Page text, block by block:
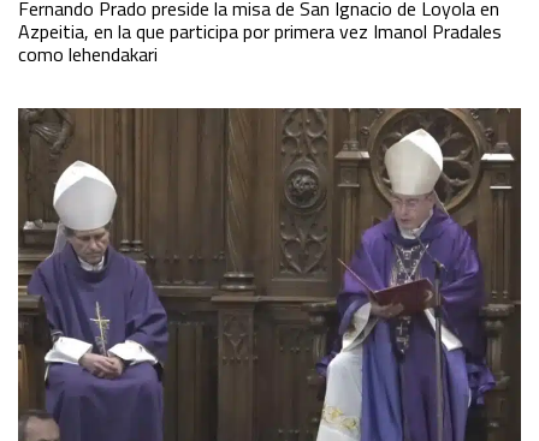
Fernando Prado preside la misa de San Ignacio de Loyola en
Azpeitia, en la que participa por primera vez Imanol Pradales
como lehendakari